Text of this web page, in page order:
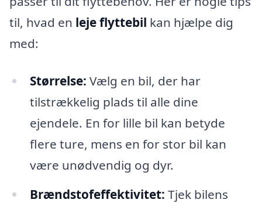
til, hvad en leje flyttebil kan hjælpe dig
med:
Størrelse: Vælg en bil, der har
tilstrækkelig plads til alle dine
ejendele. En for lille bil kan betyde
flere ture, mens en for stor bil kan
være unødvendig og dyr.
Brændstofeffektivitet: Tjek bilens